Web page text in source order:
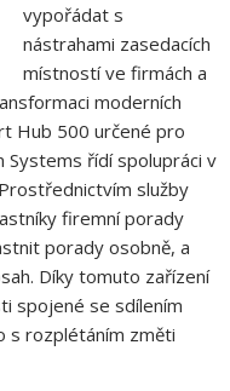
vypořádat s
nástrahami zasedacích
místností ve firmách a
moderních
Hub 500 určené pro
Systems řídí spolupráci v
služby
firemní porady
porady osobně, a
Díky tomuto zařízení
spojené se sdílením
s rozplétáním změti